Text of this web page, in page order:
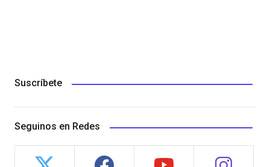
Suscríbete
Seguinos en Redes